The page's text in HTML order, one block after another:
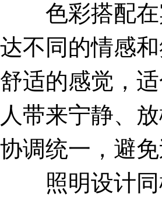
色彩搭配在
达不同的情感
舒适的感觉，
人带来宁静、
协调统一，避
照明设计同